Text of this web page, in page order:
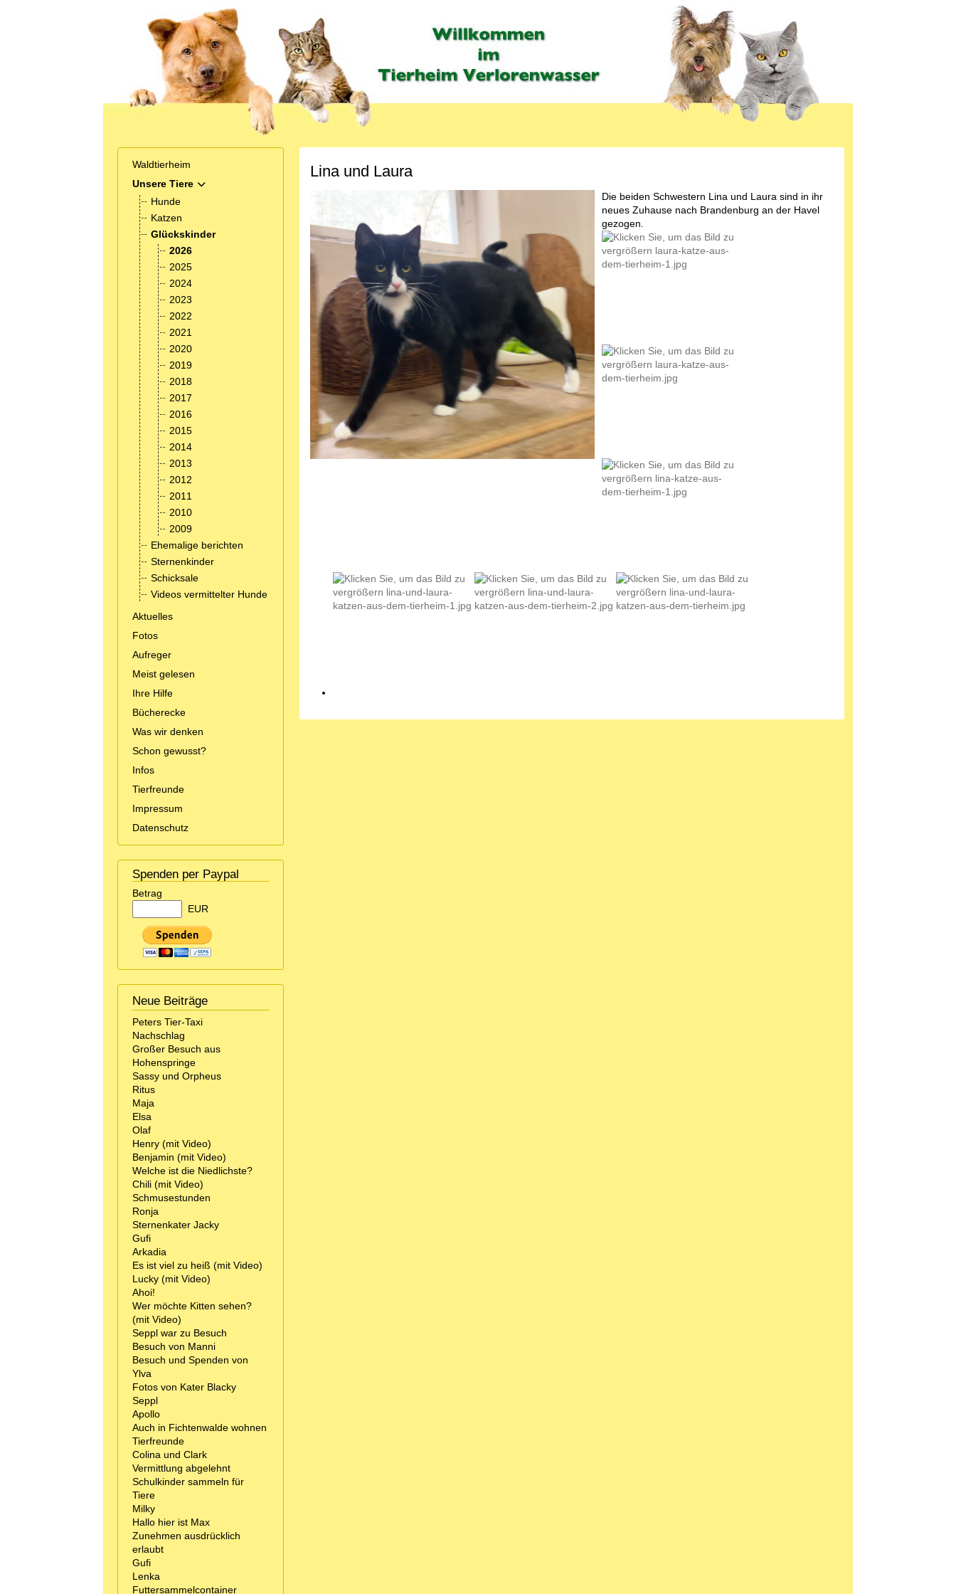
Waldtierheim
Unsere Tiere
MOD_MENU_TOGGLE_SUBMENU_LABEL
Hunde
Katzen
Glückskinder
2026
2025
2024
2023
2022
2021
2020
2019
2018
2017
2016
2015
2014
2013
2012
2011
2010
2009
Ehemalige berichten
Sternenkinder
Schicksale
Videos vermittelter Hunde
Aktuelles
Fotos
Aufreger
Meist gelesen
Ihre Hilfe
Bücherecke
Was wir denken
Schon gewusst?
Infos
Tierfreunde
Impressum
Datenschutz
Spenden per Paypal
Betrag
EUR
Neue Beiträge
Peters Tier-Taxi
Nachschlag
Großer Besuch aus
Hohenspringe
Sassy und Orpheus
Ritus
Maja
Elsa
Olaf
Henry (mit Video)
Benjamin (mit Video)
Welche ist die Niedlichste?
Chili (mit Video)
Schmusestunden
Ronja
Sternenkater Jacky
Gufi
Arkadia
Es ist viel zu heiß (mit Video)
Lucky (mit Video)
Ahoi!
Wer möchte Kitten sehen?
(mit Video)
Seppl war zu Besuch
Besuch von Manni
Besuch und Spenden von
Ylva
Fotos von Kater Blacky
Seppl
Apollo
Auch in Fichtenwalde wohnen
Tierfreunde
Colina und Clark
Vermittlung abgelehnt
Schulkinder sammeln für
Tiere
Milky
Hallo hier ist Max
Zunehmen ausdrücklich
erlaubt
Gufi
Lenka
Futtersammelcontainer
Lina und Laura
Die beiden Schwestern Lina und Laura sind in ihr
neues Zuhause nach Brandenburg an der Havel
gezogen.